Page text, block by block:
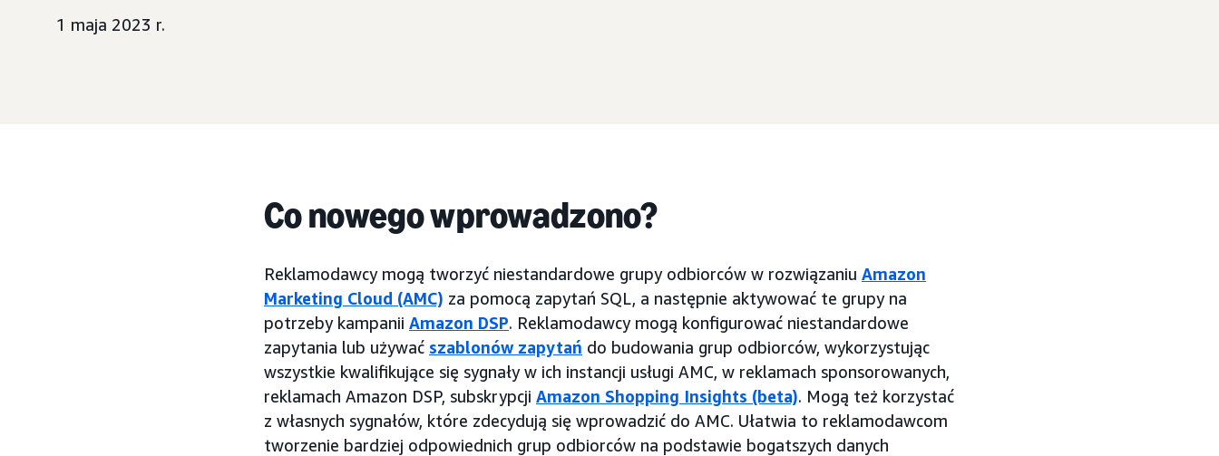
1 maja 2023 r.
Co nowego wprowadzono?
Reklamodawcy mogą tworzyć niestandardowe grupy odbiorców w rozwiązaniu Amazon
Marketing Cloud (AMC) za pomocą zapytań SQL, a następnie aktywować te grupy na
potrzeby kampanii Amazon DSP. Reklamodawcy mogą konfigurować niestandardowe
zapytania lub używać szablonów zapytań do budowania grup odbiorców, wykorzystując
wszystkie kwalifikujące się sygnały w ich instancji usługi AMC, w reklamach sponsorowanych,
reklamach Amazon DSP, subskrypcji Amazon Shopping Insights (beta). Mogą też korzystać
z własnych sygnałów, które zdecydują się wprowadzić do AMC. Ułatwia to reklamodawcom
tworzenie bardziej odpowiednich grup odbiorców na podstawie bogatszych danych